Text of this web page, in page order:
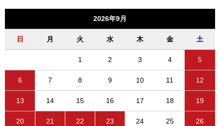
2026年9月
日 月 火 水 木 金 土
1 2 3 4 5
6 7 8 9 10 11 12
13 14 15 16 17 18 19
20 21 22 23 24 25 26